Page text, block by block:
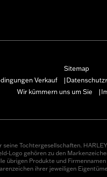
Sitemap
Verkauf
Wir kümmern uns um Sie
Tochtergesellschaften.
Logo gehören zu den
übrigen Produkte und
ihrer jeweiligen